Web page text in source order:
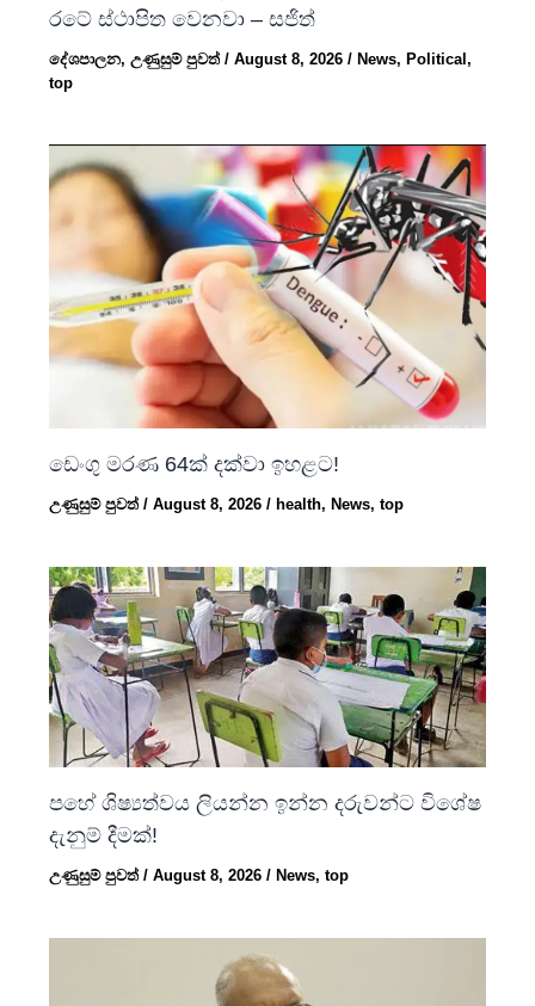
රටේ ස්ථාපිත වෙනවා – සජිත්
දේශපාලන,උණුසුම් පුවත්/August 8, 2026/News,Political,
top
ඩෙංගු මරණ 64ක් දක්වා ඉහළට!
උණුසුම් පුවත්/August 8, 2026/ health, News,top
පහේ ශිෂ්‍යත්වය ලියන්න ඉන්න දරුවන්ට විශේෂ
දැනුම් දීමක්!
උණුසුම් පුවත්/August 8, 2026/ News,top